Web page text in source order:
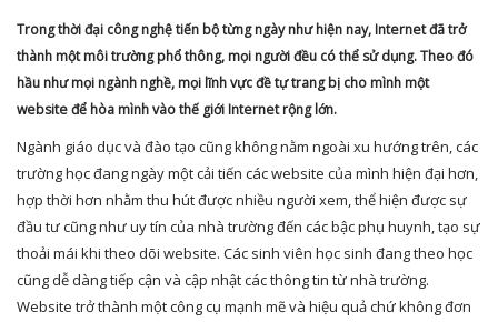
Trong thời đại công nghệ tiến bộ từng ngày như hiện nay, Internet đã trở
thành một môi trường phổ thông, mọi người đều có thể sử dụng. Theo đó
hầu như mọi ngành nghề, mọi lĩnh vực đề tự trang bị cho mình một
website để hòa mình vào thế giới Internet rộng lớn.
Ngành giáo dục và đào tạo cũng không nằm ngoài xu hướng trên, các
trường học đang ngày một cải tiến các website của mình hiện đại hơn,
hợp thời hơn nhằm thu hút được nhiều người xem, thể hiện được sự
đầu tư cũng như uy tín của nhà trường đến các bậc phụ huynh, tạo sự
thoải mái khi theo dõi website. Các sinh viên học sinh đang theo học
cũng dễ dàng tiếp cận và cập nhật các thông tin từ nhà trường.
Website trở thành một công cụ mạnh mẽ và hiệu quả chứ không đơn